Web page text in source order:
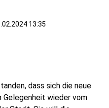
13:35
dass sich die neue
Gelegenheit wieder vom